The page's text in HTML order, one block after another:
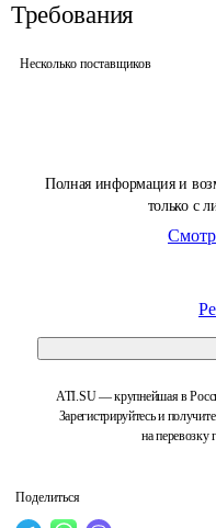
Полная информация и
только с
ATI.SU — крупнейшая в
Зарегистрируйтесь и
на перевозку
Поделиться
Требования
Несколько поставщиков